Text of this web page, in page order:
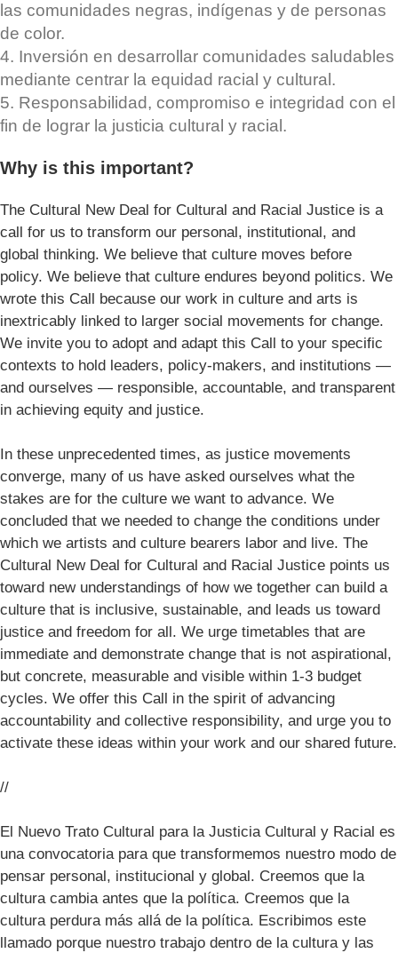
las comunidades negras, indígenas y de personas
de color.
4. Inversión en desarrollar comunidades saludables
mediante centrar la equidad racial y cultural.
5. Responsabilidad, compromiso e integridad con el
fin de lograr la justicia cultural y racial.
Why is this important?
The Cultural New Deal for Cultural and Racial Justice is a
call for us to transform our personal, institutional, and
global thinking. We believe that culture moves before
policy. We believe that culture endures beyond politics. We
wrote this Call because our work in culture and arts is
inextricably linked to larger social movements for change.
We invite you to adopt and adapt this Call to your specific
contexts to hold leaders, policy-makers, and institutions —
and ourselves — responsible, accountable, and transparent
in achieving equity and justice.
In these unprecedented times, as justice movements
converge, many of us have asked ourselves what the
stakes are for the culture we want to advance. We
concluded that we needed to change the conditions under
which we artists and culture bearers labor and live. The
Cultural New Deal for Cultural and Racial Justice points us
toward new understandings of how we together can build a
culture that is inclusive, sustainable, and leads us toward
justice and freedom for all. We urge timetables that are
immediate and demonstrate change that is not aspirational,
but concrete, measurable and visible within 1-3 budget
cycles. We offer this Call in the spirit of advancing
accountability and collective responsibility, and urge you to
activate these ideas within your work and our shared future.
//
El Nuevo Trato Cultural para la Justicia Cultural y Racial es
una convocatoria para que transformemos nuestro modo de
pensar personal, institucional y global. Creemos que la
cultura cambia antes que la política. Creemos que la
cultura perdura más allá de la política. Escribimos este
llamado porque nuestro trabajo dentro de la cultura y las